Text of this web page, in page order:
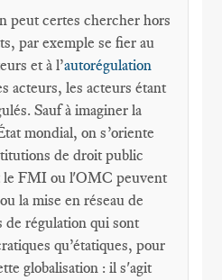
peut certes chercher hors
par exemple se fier au
et à l’autorégulation
acteurs, les acteurs étant
Sauf à imaginer la
mondial, on s’oriente
de droit public
le FMI ou l'OMC peuvent
la mise en réseau de
de régulation qui sont
qu’étatiques, pour
globalisation : il s'agit